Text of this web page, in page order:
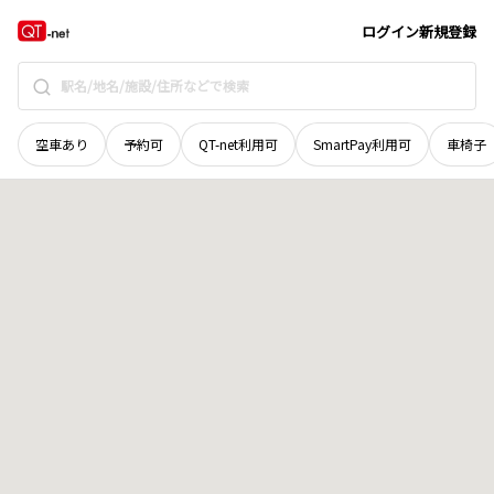
ログイン新規登録
空車あり 予約可 QT-net利用可 SmartPay利用可 車椅子
京都府